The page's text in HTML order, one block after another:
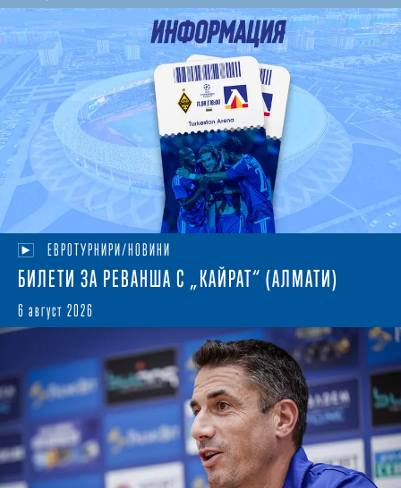
ЕВРОТУРНИРИ/НОВИНИ
БИЛЕТИ ЗА РЕВАНША С „КАЙРАТ“ (АЛМАТИ)
6 август 2026